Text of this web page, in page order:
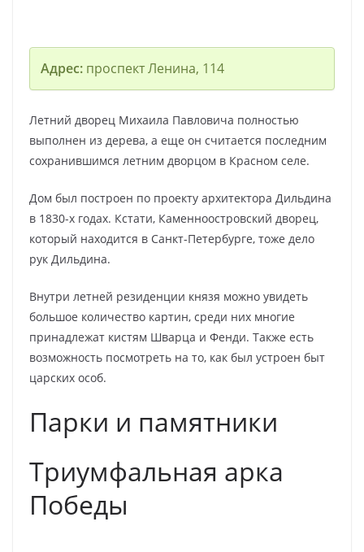
Адрес:проспект Ленина, 114
Летний дворец Михаила Павловича полностью
выполнен из дерева, а еще он считается последним
сохранившимся летним дворцом в Красном селе.
Дом был построен по проекту архитектора Дильдина
в 1830-х годах. Кстати, Каменноостровский дворец,
который находится в Санкт-Петербурге, тоже дело
рук Дильдина.
Внутри летней резиденции князя можно увидеть
большое количество картин, среди них многие
принадлежат кистям Шварца и Фенди. Также есть
возможность посмотреть на то, как был устроен быт
царских особ.
Парки и памятники
Триумфальная арка
Победы